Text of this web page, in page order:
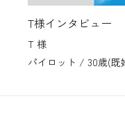
T様インタビュー
T 様
パイロット / 30歳(既